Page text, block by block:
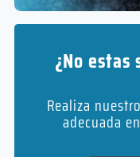
¿No
Realiza
adecuada